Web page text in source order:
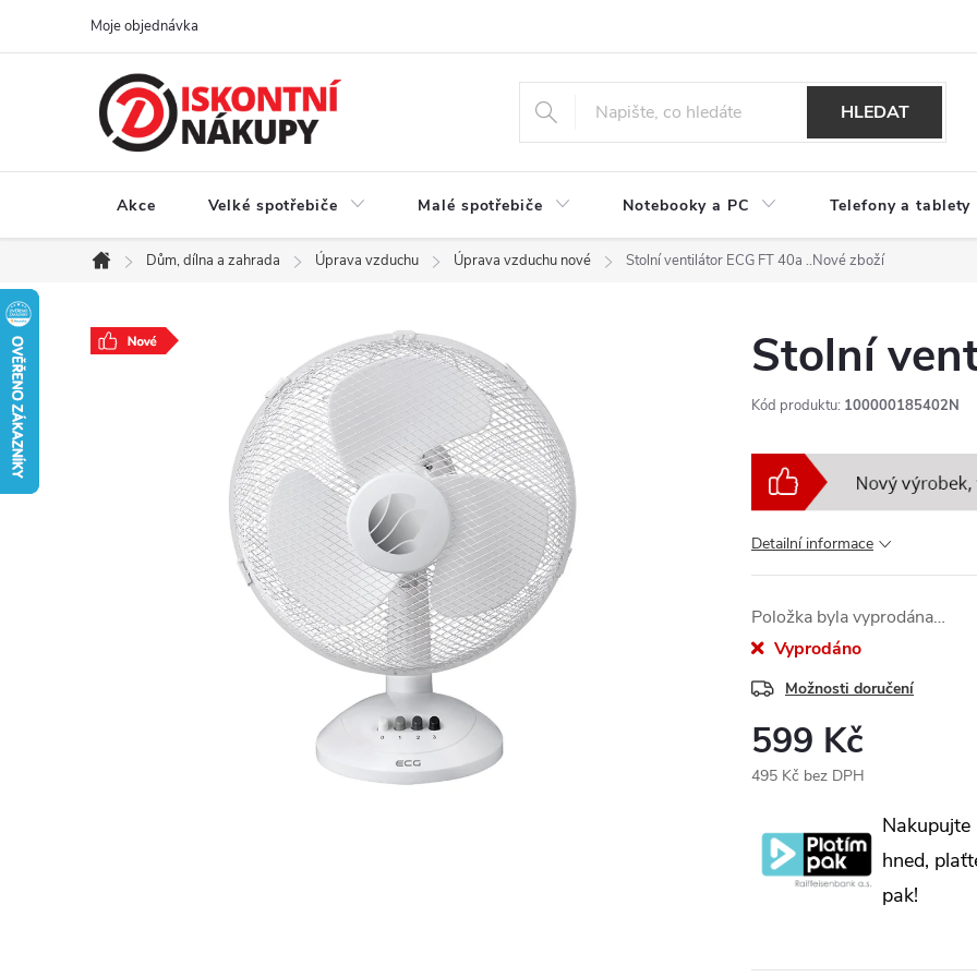
Moje objednávka
HLEDAT
Akce Velké spotřebiče Malé spotřebiče Notebooky a PC Telefony a tablety
Domů
Dům, dílna a zahrada Úprava vzduchu Úprava vzduchu nové Stolní ventilátor ECG FT 40a ..Nové zboží
Stolní
Kód produktu: 100000185402N
Detailní informace
Položka byla vyprodána…
Vyprodáno
Možnosti doručení
599 Kč
495 Kč bez DPH
Nakupujte
hned,
pak!